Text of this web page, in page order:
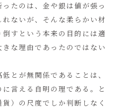
たのは、金や銀は値が張っ
ないが、そんな柔らかい材
すという本来の目的には適
な理由であったのではない
とが無関係であることは、
言える自明の理である。と
）の尺度でしか判断しなく